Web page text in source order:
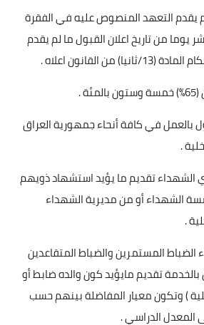
يقدم التعهد المنصوص عليه في الفقرة
خمسة عشر يوما من تاريخ اعلان القبول ما لم يقدم
من القانون اعلاه .
.
بالعمل في كافة أنحاء جمهورية العراق
.
تقديم ما يؤيد استشهاد ذويهم
الشهداء أو من مديرية الشهداء
.
المستمرين والضباط المتقاعدين
تقديم مايؤيد كون والده ضابط أو
) وتكون معيار المفاضلة بينهم حسب
المعدل الدراسي .